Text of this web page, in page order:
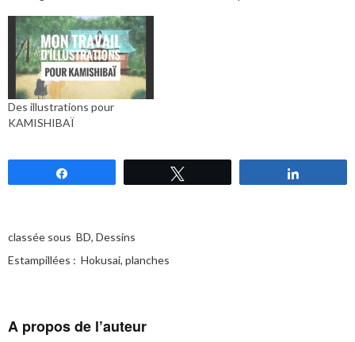
Des illustrations pour
KAMISHIBAÏ
classée sous BD, Dessins
Estampillées : Hokusai, planches
A propos de l’auteur